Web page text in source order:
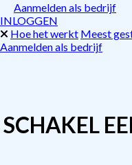
Aanmelden als bedrijf
INLOGGEN
Hoe het werkt Meest
Aanmelden als bedrijf
SCHAKEL